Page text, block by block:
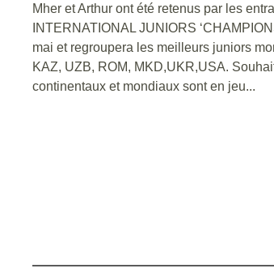
Mher et Arthur ont été retenus par les
INTERNATIONAL JUNIORS
mai et regroupera les meilleurs juniors
KAZ, UZB, ROM, MKD,UKR,USA.
continentaux et mondiaux sont en jeu...